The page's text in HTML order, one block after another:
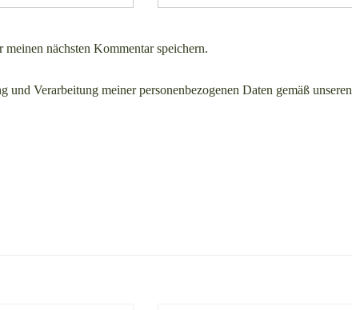
nächsten Kommentar speichern.
Verarbeitung meiner personenbezogenen Daten gemäß unseren